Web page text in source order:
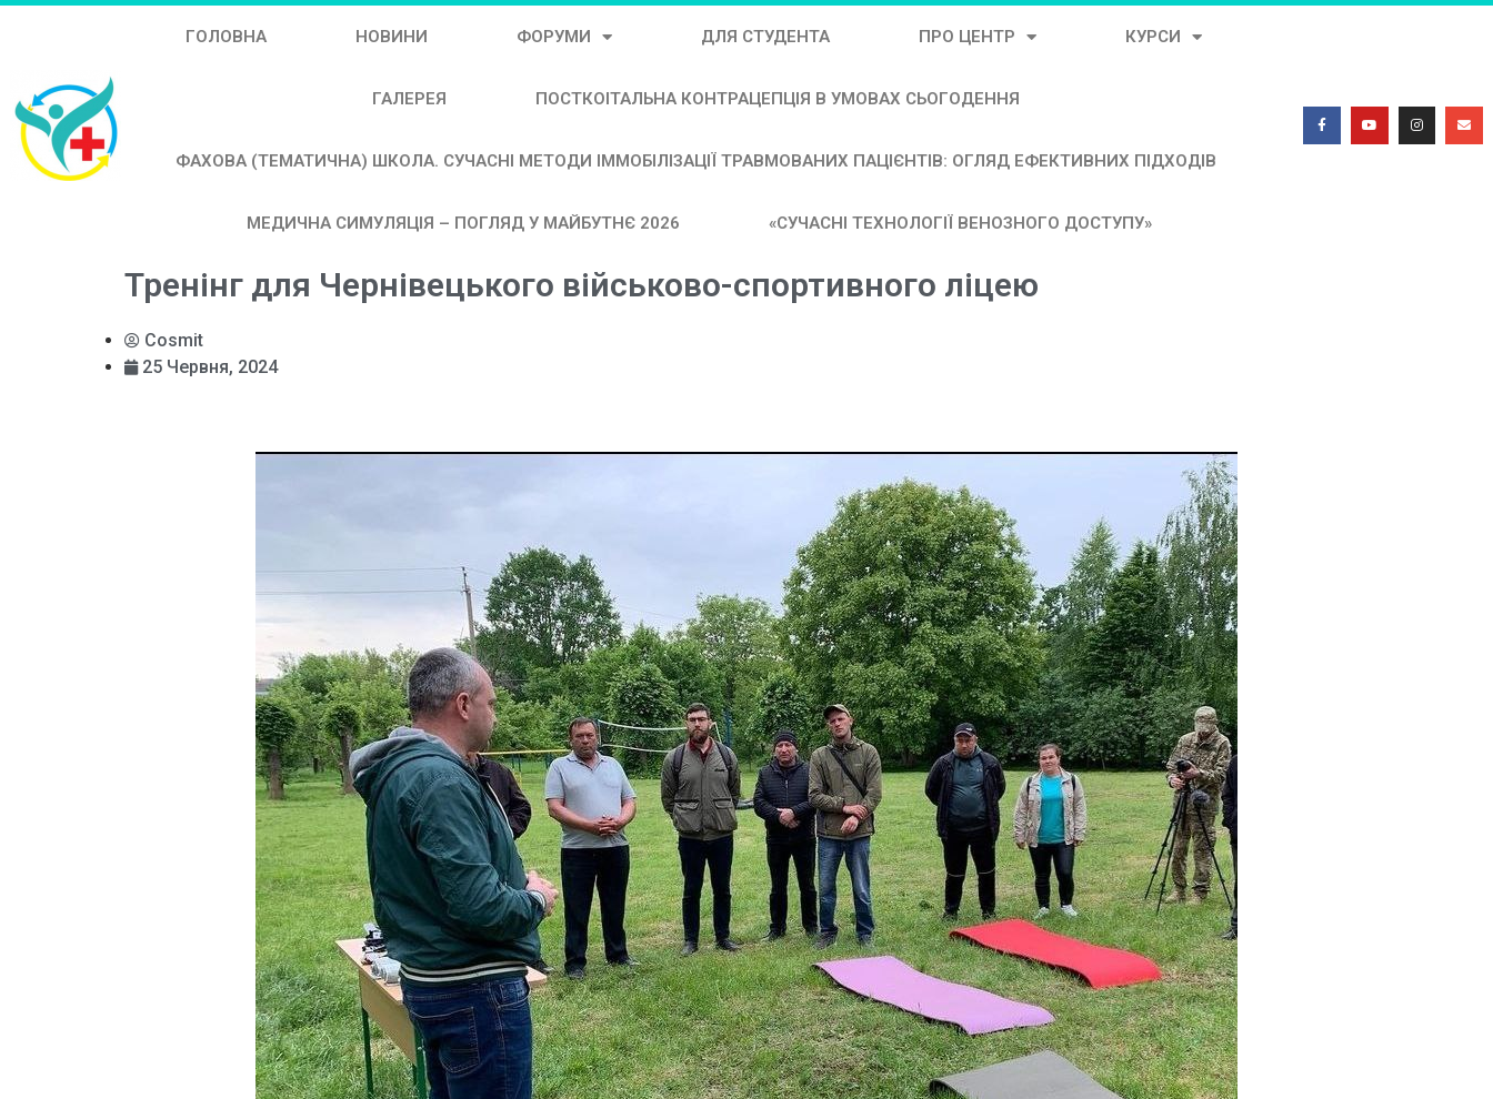
ГОЛОВНА НОВИНИ ФОРУМИ ДЛЯ СТУДЕНТА ПРО ЦЕНТР КУРСИ
ГАЛЕРЕЯ ПОСТКОІТАЛЬНА КОНТРАЦЕПЦІЯ В УМОВАХ СЬОГОДЕННЯ
ФАХОВА (ТЕМАТИЧНА) ШКОЛА. СУЧАСНІ МЕТОДИ ІММОБІЛІЗАЦІЇ ТРАВМОВАНИХ ПАЦІЄНТІВ: ОГЛЯД ЕФЕКТИВНИХ ПІДХОДІВ
МЕДИЧНА СИМУЛЯЦІЯ – ПОГЛЯД У МАЙБУТНЄ 2026 «СУЧАСНІ ТЕХНОЛОГІЇ ВЕНОЗНОГО ДОСТУПУ»
Тренінг для Чернівецького військово-спортивного ліцею
Cosmit
25 Червня, 2024